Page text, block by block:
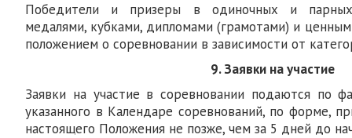
Победители и призеры в одиночных и парных
медалями, кубками, дипломами (грамотами) и
положением о соревновании в зависимости от
9. Заявки на участие
Заявки на участие в соревновании подаются по
указанного в Календаре соревнований, по форме,
настоящего Положения не позже, чем за 5 дней до